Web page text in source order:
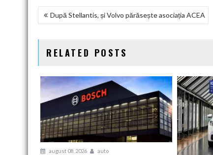
NAVIGARE
ARTICOLE
După Stellantis, și Volvo părăsește asociația ACEA
RELATED POSTS
august 08, 2026
auto